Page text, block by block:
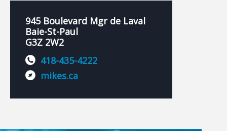
945 Boulevard Mgr de Laval
Baie-St-Paul
G3Z 2W2
418-435-4222
mikes.ca